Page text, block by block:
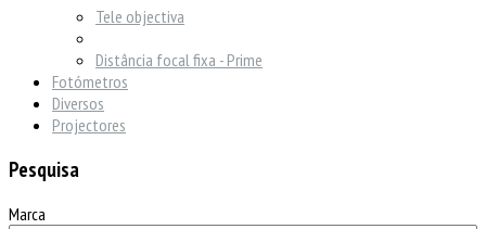
Tele objectiva
Distância focal fixa - Prime
Fotómetros
Diversos
Projectores
Pesquisa
Marca